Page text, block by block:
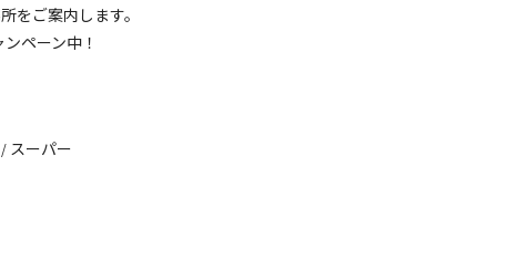
をご案内します。
ペーン中！
/ スーパー